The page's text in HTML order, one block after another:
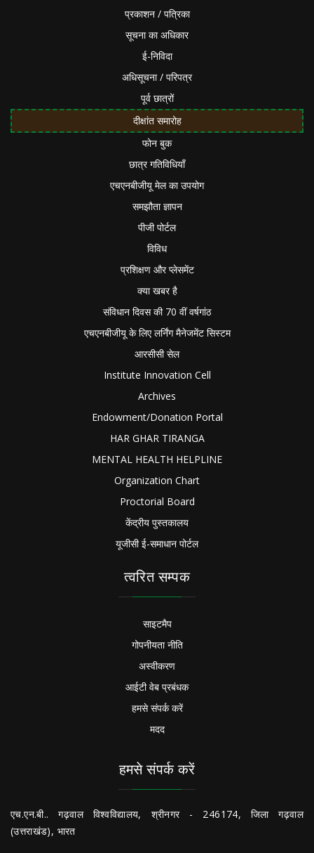
प्रकाशन / पत्रिका
सूचना का अधिकार
ई-निविदा
अधिसूचना / परिपत्र
पूर्व छात्रों
दीक्षांत समारोह
फोन बुक
छात्र गतिविधियाँ
एचएनबीजीयू मेल का उपयोग
समझौता ज्ञापन
पीजी पोर्टल
विविध
प्रशिक्षण और प्लेसमेंट
क्या खबर है
संविधान दिवस की 70 वीं वर्षगांठ
एचएनबीजीयू के लिए लर्निंग मैनेजमेंट सिस्टम
आरसीसी सेल
Institute Innovation Cell
Archives
Endowment/Donation Portal
HAR GHAR TIRANGA
MENTAL HEALTH HELPLINE
Organization Chart
Proctorial Board
केंद्रीय पुस्तकालय
यूजीसी ई-समाधान पोर्टल
त्वरित सम्पक
साइटमैप
गोपनीयता नीति
अस्वीकरण
आईटी वेब प्रबंधक
हमसे संपर्क करें
मदद
हमसे संपर्क करें
एच.एन.बी.. गढ़वाल विश्वविद्यालय, श्रीनगर - 246174, जिला गढ़वाल
(उत्तराखंड), भारत